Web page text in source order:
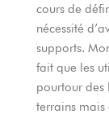
cours de
nécessité
supports.
fait que les
pourtour des
terrains mais